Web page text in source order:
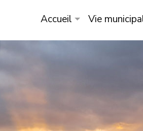
Accueil Vie